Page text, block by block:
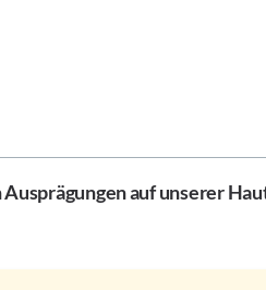
auf unserer